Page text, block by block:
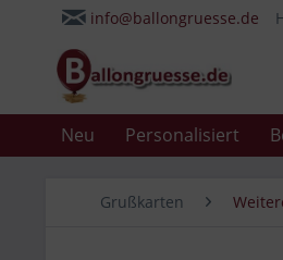
info@ballongruesse.de
Neu Personalisiert
Grußkarten